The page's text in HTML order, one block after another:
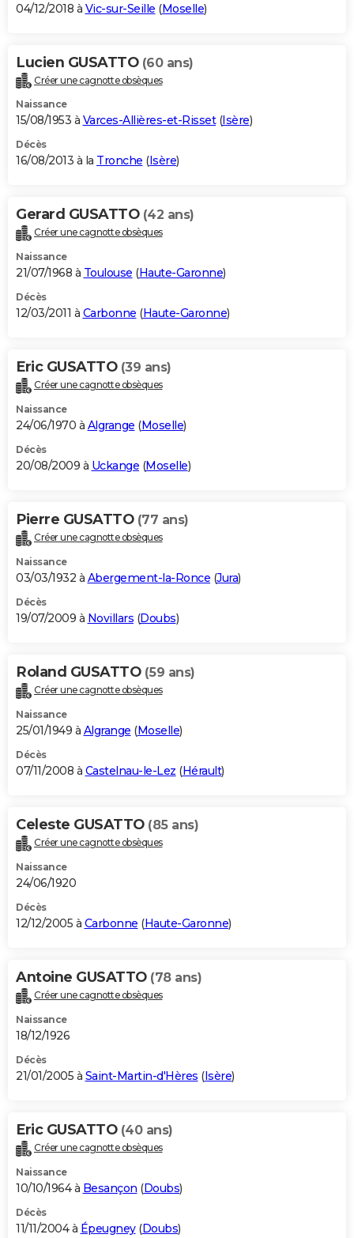
04/12/2018 à Vic-sur-Seille (Moselle)
Lucien GUSATTO (60 ans)
Créer une cagnotte obsèques
Naissance
15/08/1953 à Varces-Allières-et-Risset(Isère)
Décès
16/08/2013 à la Tronche (Isère)
Gerard GUSATTO (42 ans)
Créer une cagnotte obsèques
Naissance
21/07/1968 à Toulouse (Haute-Garonne)
Décès
12/03/2011 à Carbonne (Haute-Garonne)
Eric GUSATTO (39 ans)
Créer une cagnotte obsèques
Naissance
24/06/1970 à Algrange (Moselle)
Décès
20/08/2009 à Uckange (Moselle)
Pierre GUSATTO (77 ans)
Créer une cagnotte obsèques
Naissance
03/03/1932 à Abergement-la-Ronce (Jura)
Décès
19/07/2009 à Novillars (Doubs)
Roland GUSATTO (59 ans)
Créer une cagnotte obsèques
Naissance
25/01/1949 à Algrange (Moselle)
Décès
07/11/2008 à Castelnau-le-Lez (Hérault)
Celeste GUSATTO (85 ans)
Créer une cagnotte obsèques
Naissance
24/06/1920
Décès
12/12/2005 à Carbonne (Haute-Garonne)
Antoine GUSATTO (78 ans)
Créer une cagnotte obsèques
Naissance
18/12/1926
Décès
21/01/2005 à Saint-Martin-d'Hères (Isère)
Eric GUSATTO (40 ans)
Créer une cagnotte obsèques
Naissance
10/10/1964 à Besançon (Doubs)
Décès
11/11/2004 à Épeugney(Doubs)